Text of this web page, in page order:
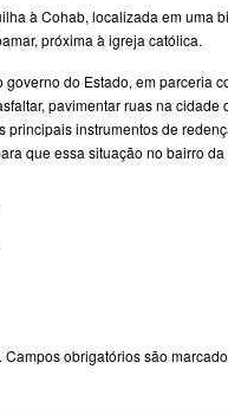
à Cohab, localizada em uma
próxima à igreja católica.
do Estado, em parceria
pavimentar ruas na cidade
instrumentos de
que essa situação no bairro
Campos obrigatórios são